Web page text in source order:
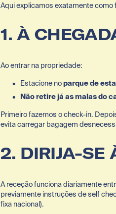
Aqui explicamos exatamente como
1. À
Ao entrar na propriedade:
Estacione no parque de
Não retire já as malas do
Primeiro fazemos o check-in.
evita carregar bagagem
2. DIRIJA-SE
A receção funciona diariamente
previamente instruções de self
fixa nacional).